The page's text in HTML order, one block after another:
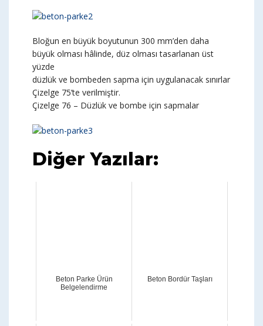
Bloğun en büyük boyutunun 300 mm’den daha
büyük olması hâlinde, düz olması tasarlanan üst
yüzde
düzlük ve bombeden sapma için uygulanacak sınırlar
Çizelge 75’te verilmiştir.
Çizelge 76 – Düzlük ve bombe için sapmalar
Diğer Yazılar:
Beton Parke Ürün
Belgelendirme
Beton Bordür Taşları